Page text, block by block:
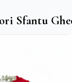
Sfantu